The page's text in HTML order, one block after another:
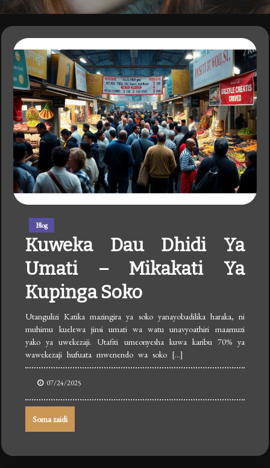
Blog
Kuweka Dau Dhidi Ya
Umati – Mikakati Ya
Kupinga Soko
Utangulizi Katika mazingira ya soko yanayobadilika haraka, ni
muhimu kuelewa jinsi umati wa watu unavyoathiri maamuzi
yako ya uwekezaji. Utafiti umeonyesha kuwa karibu 70% ya
wawekezaji hufuata mwenendo wa soko […]
07/24/2025
Soma zaidi